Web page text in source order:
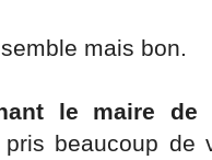
mais bon.
le maire
beaucoup de